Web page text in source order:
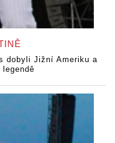
dobyli Jižní Ameriku a